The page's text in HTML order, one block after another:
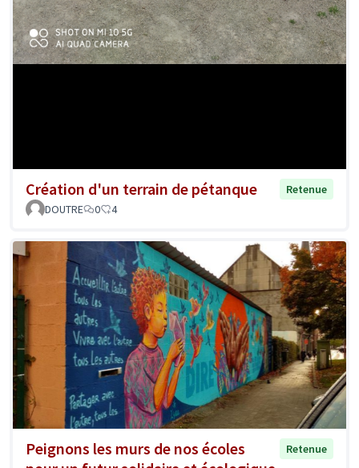
Création d'un terrain de pétanque
Retenue
DOUTRE
0 4
Peignons les murs de nos écoles
Retenue